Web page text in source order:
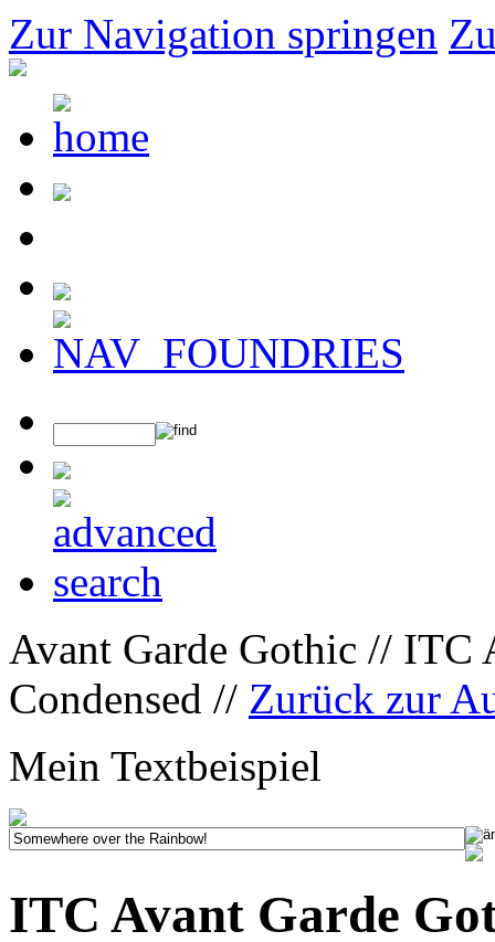
Zur Navigation springen
Avant Garde Gothic // ITC
Condensed // Zurück zur
Mein Textbeispiel
ITC Avant Garde